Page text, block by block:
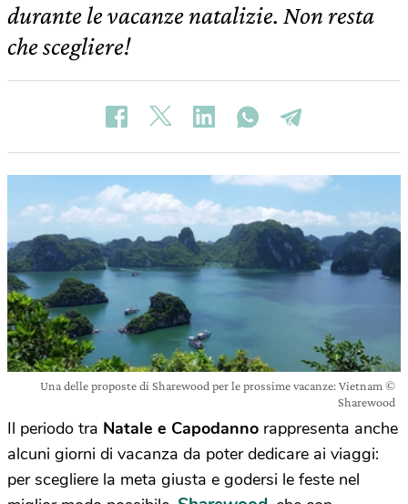
durante le vacanze natalizie. Non resta
che scegliere!
Una delle proposte di Sharewood per le prossime vacanze: Vietnam ©
Sharewood
Il periodo tra Natale e Capodanno rappresenta anche
alcuni giorni di vacanza da poter dedicare ai viaggi:
per scegliere la meta giusta e godersi le feste nel